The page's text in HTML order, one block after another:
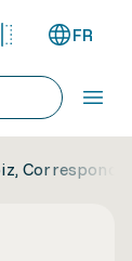
FR